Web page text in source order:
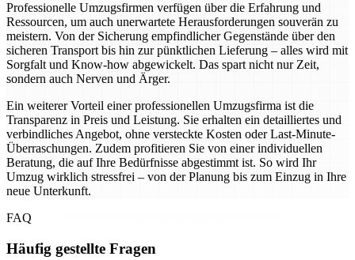
Professionelle Umzugsfirmen verfügen über die Erfahrung und
Ressourcen, um auch unerwartete Herausforderungen souverän zu
meistern. Von der Sicherung empfindlicher Gegenstände über den
sicheren Transport bis hin zur pünktlichen Lieferung – alles wird mit
Sorgfalt und Know-how abgewickelt. Das spart nicht nur Zeit,
sondern auch Nerven und Ärger.
Ein weiterer Vorteil einer professionellen Umzugsfirma ist die
Transparenz in Preis und Leistung. Sie erhalten ein detailliertes und
verbindliches Angebot, ohne versteckte Kosten oder Last-Minute-
Überraschungen. Zudem profitieren Sie von einer individuellen
Beratung, die auf Ihre Bedürfnisse abgestimmt ist. So wird Ihr
Umzug wirklich stressfrei – von der Planung bis zum Einzug in Ihre
neue Unterkunft.
FAQ
Häufig gestellte Fragen